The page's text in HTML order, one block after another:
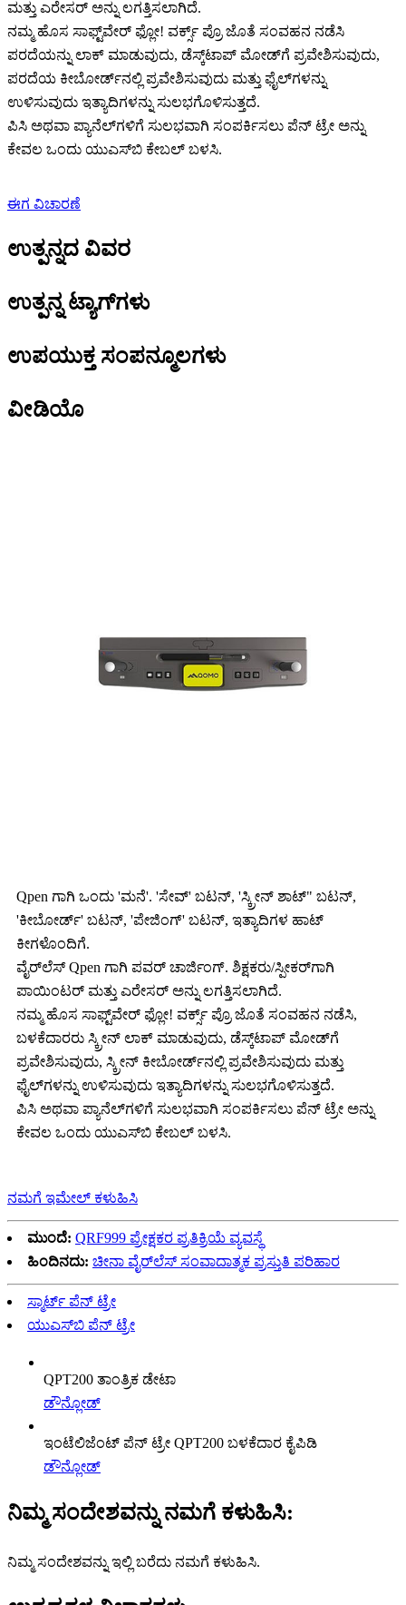
ಮತ್ತು ಎರೇಸರ್ ಅನ್ನು ಲಗತ್ತಿಸಲಾಗಿದೆ.
ನಮ್ಮ ಹೊಸ ಸಾಫ್ಟ್‌ವೇರ್ ಫ್ಲೋ! ವರ್ಕ್ಸ್ ಪ್ರೊ ಜೊತೆ ಸಂವಹನ ನಡೆಸಿ
ಪರದೆಯನ್ನು ಲಾಕ್ ಮಾಡುವುದು, ಡೆಸ್ಕ್‌ಟಾಪ್ ಮೋಡ್‌ಗೆ ಪ್ರವೇಶಿಸುವುದು,
ಪರದೆಯ ಕೀಬೋರ್ಡ್‌ನಲ್ಲಿ ಪ್ರವೇಶಿಸುವುದು ಮತ್ತು ಫೈಲ್‌ಗಳನ್ನು
ಉಳಿಸುವುದು ಇತ್ಯಾದಿಗಳನ್ನು ಸುಲಭಗೊಳಿಸುತ್ತದೆ.
ಪಿಸಿ ಅಥವಾ ಪ್ಯಾನೆಲ್‌ಗಳಿಗೆ ಸುಲಭವಾಗಿ ಸಂಪರ್ಕಿಸಲು ಪೆನ್ ಟ್ರೇ ಅನ್ನು
ಕೇವಲ ಒಂದು ಯುಎಸ್‌ಬಿ ಕೇಬಲ್ ಬಳಸಿ.
ಈಗ ವಿಚಾರಣೆ
ಉತ್ಪನ್ನದ ವಿವರ
ಉತ್ಪನ್ನ ಟ್ಯಾಗ್‌ಗಳು
ಉಪಯುಕ್ತ ಸಂಪನ್ಮೂಲಗಳು
ವೀಡಿಯೊ
Qpen ಗಾಗಿ ಒಂದು 'ಮನೆ'. 'ಸೇವ್' ಬಟನ್, 'ಸ್ಕ್ರೀನ್ ಶಾಟ್" ಬಟನ್,
'ಕೀಬೋರ್ಡ್' ಬಟನ್, 'ಪೇಜಿಂಗ್' ಬಟನ್, ಇತ್ಯಾದಿಗಳ ಹಾಟ್
ಕೀಗಳೊಂದಿಗೆ.
ವೈರ್‌ಲೆಸ್ Qpen ಗಾಗಿ ಪವರ್ ಚಾರ್ಜಿಂಗ್. ಶಿಕ್ಷಕರು/ಸ್ಪೀಕರ್‌ಗಾಗಿ
ಪಾಯಿಂಟರ್ ಮತ್ತು ಎರೇಸರ್ ಅನ್ನು ಲಗತ್ತಿಸಲಾಗಿದೆ.
ನಮ್ಮ ಹೊಸ ಸಾಫ್ಟ್‌ವೇರ್ ಫ್ಲೋ! ವರ್ಕ್ಸ್ ಪ್ರೊ ಜೊತೆ ಸಂವಹನ ನಡೆಸಿ,
ಬಳಕೆದಾರರು ಸ್ಕ್ರೀನ್ ಲಾಕ್ ಮಾಡುವುದು, ಡೆಸ್ಕ್‌ಟಾಪ್ ಮೋಡ್‌ಗೆ
ಪ್ರವೇಶಿಸುವುದು, ಸ್ಕ್ರೀನ್ ಕೀಬೋರ್ಡ್‌ನಲ್ಲಿ ಪ್ರವೇಶಿಸುವುದು ಮತ್ತು
ಫೈಲ್‌ಗಳನ್ನು ಉಳಿಸುವುದು ಇತ್ಯಾದಿಗಳನ್ನು ಸುಲಭಗೊಳಿಸುತ್ತದೆ.
ಪಿಸಿ ಅಥವಾ ಪ್ಯಾನೆಲ್‌ಗಳಿಗೆ ಸುಲಭವಾಗಿ ಸಂಪರ್ಕಿಸಲು ಪೆನ್ ಟ್ರೇ ಅನ್ನು
ಕೇವಲ ಒಂದು ಯುಎಸ್‌ಬಿ ಕೇಬಲ್ ಬಳಸಿ.
ನಮಗೆ ಇಮೇಲ್ ಕಳುಹಿಸಿ
ಮುಂದೆ: QRF999 ಪ್ರೇಕ್ಷಕರ ಪ್ರತಿಕ್ರಿಯೆ ವ್ಯವಸ್ಥೆ
ಹಿಂದಿನದು: ಚೀನಾ ವೈರ್‌ಲೆಸ್ ಸಂವಾದಾತ್ಮಕ ಪ್ರಸ್ತುತಿ ಪರಿಹಾರ
ಸ್ಮಾರ್ಟ್ ಪೆನ್ ಟ್ರೇ
ಯುಎಸ್‌ಬಿ ಪೆನ್ ಟ್ರೇ
QPT200 ತಾಂತ್ರಿಕ ಡೇಟಾ
ಡೌನ್ಲೋಡ್
ಇಂಟೆಲಿಜೆಂಟ್ ಪೆನ್ ಟ್ರೇ QPT200 ಬಳಕೆದಾರ ಕೈಪಿಡಿ
ಡೌನ್ಲೋಡ್
ನಿಮ್ಮ ಸಂದೇಶವನ್ನು ನಮಗೆ ಕಳುಹಿಸಿ:
ನಿಮ್ಮ ಸಂದೇಶವನ್ನು ಇಲ್ಲಿ ಬರೆದು ನಮಗೆ ಕಳುಹಿಸಿ.